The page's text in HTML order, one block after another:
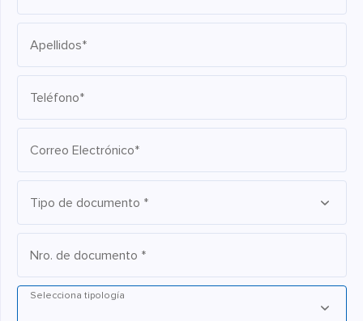
Apellidos*
Teléfono*
Correo Electrónico*
Tipo de documento *
Nro. de documento *
Selecciona tipología